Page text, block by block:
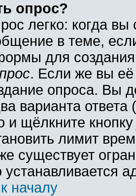
опрос?
легко: когда
в теме,
для
. Если же вы её
опроса. Вы
варианта ответа
и щёлкните
лимит
существует
устанавливается
началу